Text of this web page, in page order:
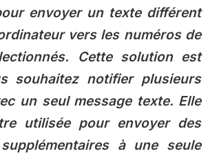
envoyer un texte différent
vers les numéros de
Cette solution est
souhaitez notifier plusieurs
un seul message texte. Elle
utilisée pour envoyer des
à une seule